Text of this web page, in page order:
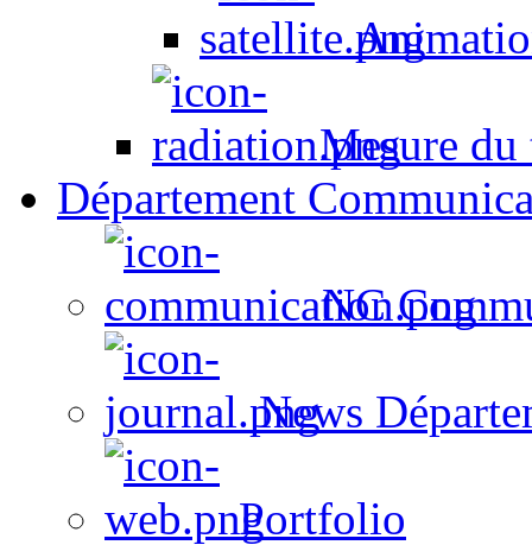
Mesure du
Département
NC
News
Portfolio